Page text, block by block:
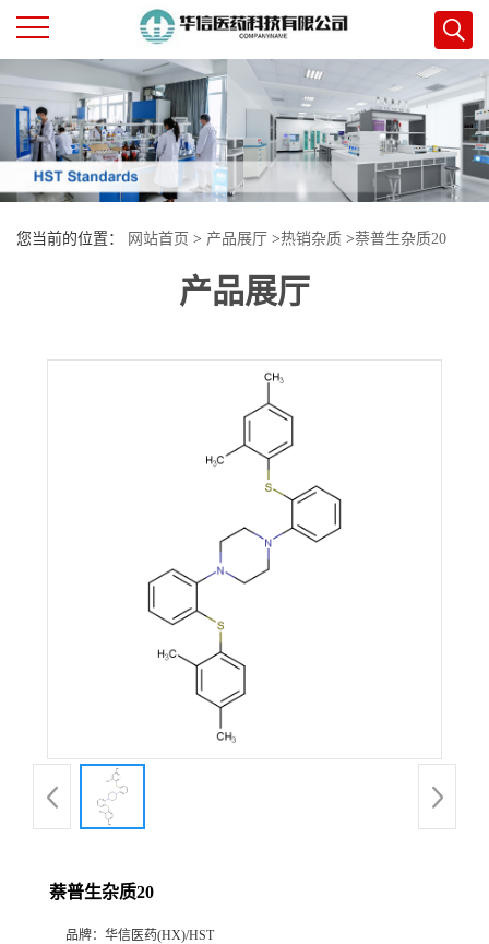
公
司
首
页
司
书
誉
您当前的位置： 网站首页 > 产品展厅 >热销杂质 >萘普生杂质20
产品展厅
萘普生杂质20
品牌： 华信医药(HX)/HST